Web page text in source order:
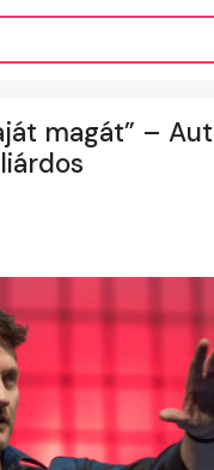
magát” –